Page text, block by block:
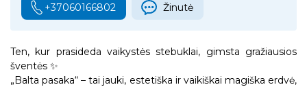
+37060166802 Žinutė
Ten, kur prasideda vaikystės stebuklai, gimsta gražiausios
šventės ✨
„Balta pasaka“ – tai jauki, estetiška ir vaikiškai magiška erdvė,